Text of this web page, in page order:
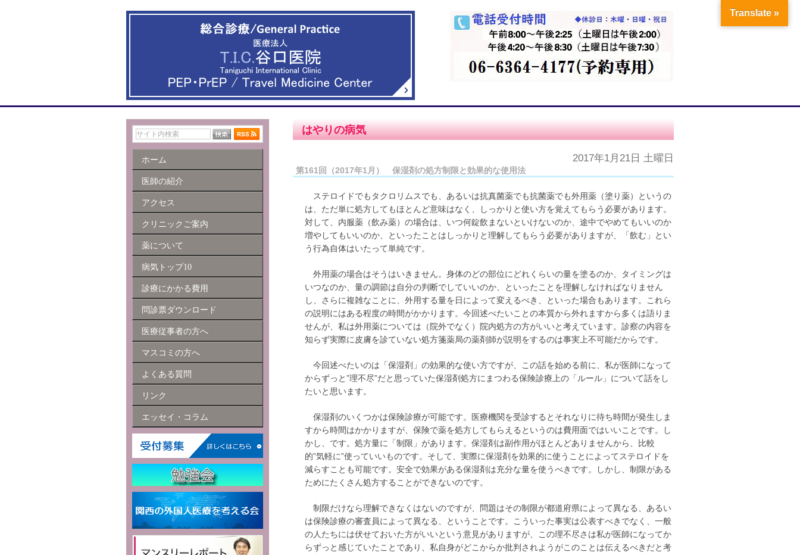
はやりの病気
2017年1月21日 土曜日
第161回（2017年1月） 保湿剤の処方制限と効果的な使用法
ステロイドでもタクロリムスでも、あるいは抗真菌薬でも抗菌薬でも外用薬（塗り薬）というの
は、ただ単に処方してもほとんど意味はなく、しっかりと使い方を覚えてもらう必要があります。
対して、内服薬（飲み薬）の場合は、いつ何錠飲まないといけないのか、途中でやめてもいいのか
増やしてもいいのか、といったことはしっかりと理解してもらう必要がありますが、「飲む」とい
う行為自体はいたって単純です。
外用薬の場合はそうはいきません。身体のどの部位にどれくらいの量を塗るのか、タイミングは
いつなのか、量の調節は自分の判断でしていいのか、といったことを理解しなければなりません
し、さらに複雑なことに、外用する量を日によって変えるべき、といった場合もあります。これら
の説明にはある程度の時間がかかります。今回述べたいことの本質から外れますから多くは語りま
せんが、私は外用薬については（院外でなく）院内処方の方がいいと考えています。診察の内容を
知らず実際に皮膚を診ていない処方箋薬局の薬剤師が説明をするのは事実上不可能だからです。
今回述べたいのは「保湿剤」の効果的な使い方ですが、この話を始める前に、私が医師になって
からずっと”理不尽”だと思っていた保湿剤処方にまつわる保険診療上の「ルール」について話をし
たいと思います。
保湿剤のいくつかは保険診療が可能です。医療機関を受診するとそれなりに待ち時間が発生しま
すから時間はかかりますが、保険で薬を処方してもらえるというのは費用面ではいいことです。し
かし、です。処方量に「制限」があります。保湿剤は副作用がほとんどありませんから、比較
的”気軽に”使っていいものです。そして、実際に保湿剤を効果的に使うことによってステロイドを
減らすことも可能です。安全で効果がある保湿剤は充分な量を使うべきです。しかし、制限がある
ためにたくさん処方することができないのです。
制限だけなら理解できなくはないのですが、問題はその制限が都道府県によって異なる、あるい
は保険診療の審査員によって異なる、ということです。こういった事実は公表すべきでなく、一般
の人たちには伏せておいた方がいいという意見がありますが、この理不尽さは私が医師になってか
らずっと感じていたことであり、私自身がどこからか批判されようがこのことは伝えるべきだと考
ホーム
医師の紹介
アクセス
クリニックご案内
薬について
病気トップ10
診療にかかる費用
問診票ダウンロード
医療従事者の方へ
マスコミの方へ
よくある質問
リンク
エッセイ・コラム
Translate »